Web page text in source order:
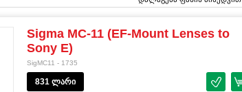
Sigma MC-11 (EF-Mount Lenses to
Sony E)
SigMC11 - 1735
831 ლარი